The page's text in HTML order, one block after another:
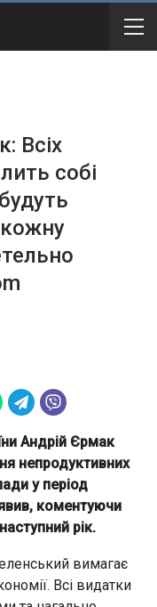
Всіх
собi
Андрій Єрмак
непродуктивних
у період
коментуючи
рік.
вимагає
Всі видатки